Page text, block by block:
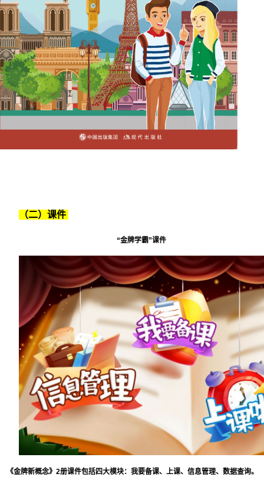
（二）课件
“金牌学霸”课件
《金牌新概念》2册课件包括四大模块：我要备课、上课、信息管理、数据查询。